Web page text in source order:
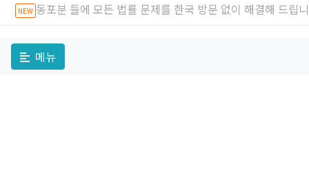
NEW 동포분 들에 모든 법률 문제를 한국 방문 없이 해결해 드립
메뉴